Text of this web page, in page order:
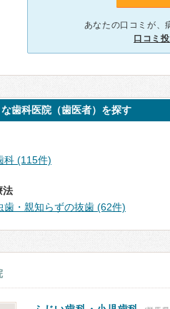
あなたの口コミが、
口コミ
歯科医院（歯医者）を探す
科 (115件)
法
歯・親知らずの抜歯 (62件)